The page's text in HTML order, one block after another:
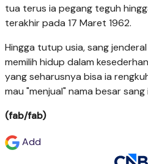
tua terus ia pegang teguh
terakhir pada 17 Maret 1962.
Hingga tutup usia, sang
memilih hidup dalam
yang seharusnya bisa ia
mau "menjual" nama besar sang
(fab/fab)
Add